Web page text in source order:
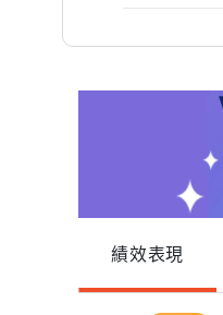
績效表現